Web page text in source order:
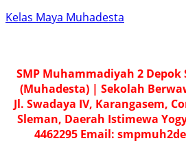
Kelas Maya Muhadesta
SMP Muhammadiyah 2
(Muhadesta) | Sekolah
Jl. Swadaya IV, Karangasem,
Sleman, Daerah Istimewa
4462295 Email: